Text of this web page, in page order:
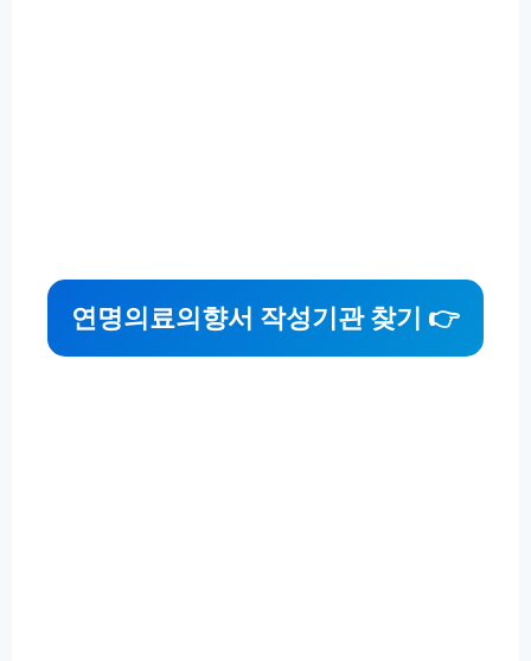
연명의료의향서 작성기관 찾기 👉